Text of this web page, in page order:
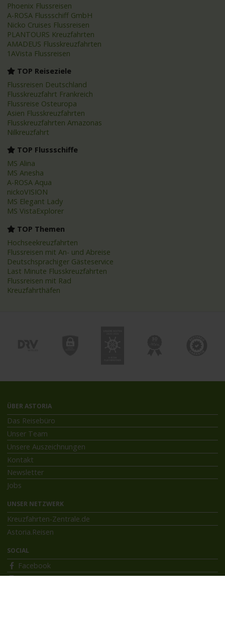
Phoenix Flussreisen
A-ROSA Flussschiff GmbH
Nicko Cruises Flussreisen
PLANTOURS Kreuzfahrten
AMADEUS Flusskreuzfahrten
1AVista Flussreisen
TOP Reiseziele
Flussreisen Deutschland
Flusskreuzfahrt Frankreich
Flussreise Osteuropa
Asien Flusskreuzfahrten
Flusskreuzfahrten Amazonas
Nilkreuzfahrt
TOP Flussschiffe
MS Alina
MS Anesha
A-ROSA Aqua
nickoVISION
MS Elegant Lady
MS VistaExplorer
TOP Themen
Hochseekreuzfahrten
Flussreisen mit An- und Abreise
Deutschsprachiger Gästeservice
Last Minute Flusskreuzfahrten
Flussreisen mit Rad
Kreuzfahrthäfen
ÜBER ASTORIA
Das Reisebüro
Unser Team
Unsere Auszeichnungen
Kontakt
Newsletter
Jobs
UNSER NETZWERK
Kreuzfahrten-Zentrale.de
Astoria.Reisen
SOCIAL
Facebook
Instagram